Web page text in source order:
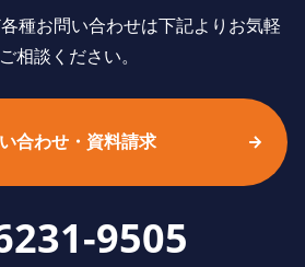
種お問い合わせは下記よりお気軽
相談ください。
合わせ・資料請求
9505